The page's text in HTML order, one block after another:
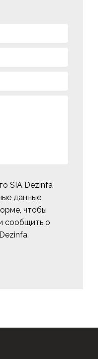
SIA Dezinfa
данные,
чтобы
сообщить о